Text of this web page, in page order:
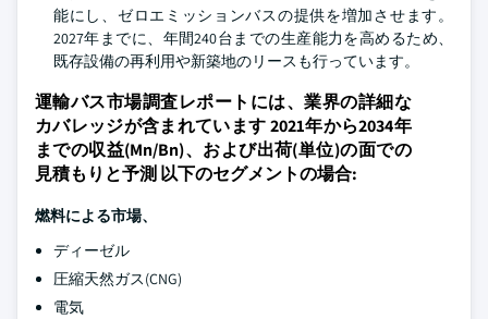
能にし、ゼロエミッションバスの提供を増加させます。
2027年までに、年間240台までの生産能力を高めるため、
既存設備の再利用や新築地のリースも行っています。
運輸バス市場調査レポートには、業界の詳細な
カバレッジが含まれています 2021年から2034年
までの収益(Mn/Bn)、および出荷(単位)の面での
見積もりと予測 以下のセグメントの場合:
燃料による市場、
ディーゼル
圧縮天然ガス(CNG)
電気